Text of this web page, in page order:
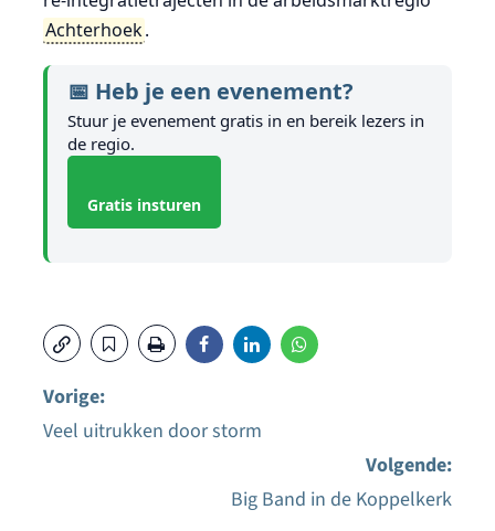
Achterhoek.
📅 Heb je een evenement?
Stuur je evenement gratis in en bereik lezers in
de regio.
Gratis insturen
Vorige:
Veel uitrukken door storm
Volgende:
Big Band in de Koppelkerk